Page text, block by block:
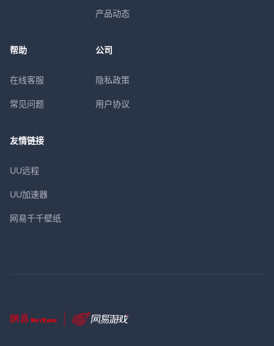
产品动态
帮助
在线客服
常见问题
公司
隐私政策
用户协议
友情链接
UU远程
UU加速器
网易千千壁纸